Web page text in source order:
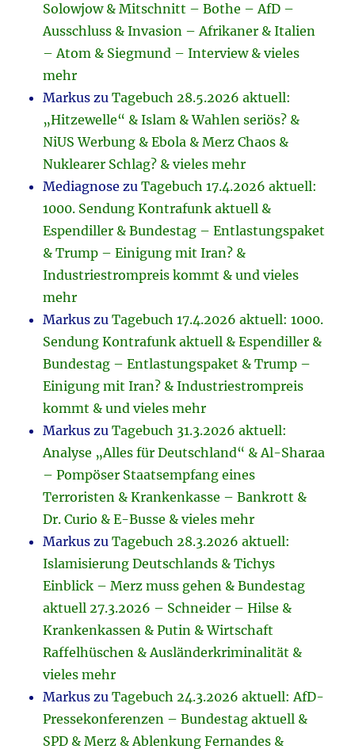
Solowjow & Mitschnitt – Bothe – AfD –
Ausschluss & Invasion – Afrikaner & Italien
– Atom & Siegmund – Interview & vieles
mehr
Markus zuTagebuch 28.5.2026 aktuell:
„Hitzewelle“ & Islam & Wahlen seriös? &
NiUS Werbung & Ebola & Merz Chaos &
Nuklearer Schlag? & vieles mehr
Mediagnose zuTagebuch 17.4.2026 aktuell:
1000. Sendung Kontrafunk aktuell &
Espendiller & Bundestag – Entlastungspaket
& Trump – Einigung mit Iran? &
Industriestrompreis kommt & und vieles
mehr
Markus zuTagebuch 17.4.2026 aktuell: 1000.
Sendung Kontrafunk aktuell & Espendiller &
Bundestag – Entlastungspaket & Trump –
Einigung mit Iran? & Industriestrompreis
kommt & und vieles mehr
Markus zuTagebuch 31.3.2026 aktuell:
Analyse „Alles für Deutschland“ & Al-Sharaa
– Pompöser Staatsempfang eines
Terroristen & Krankenkasse – Bankrott &
Dr. Curio & E-Busse & vieles mehr
Markus zuTagebuch 28.3.2026 aktuell:
Islamisierung Deutschlands & Tichys
Einblick – Merz muss gehen & Bundestag
aktuell 27.3.2026 – Schneider – Hilse &
Krankenkassen & Putin & Wirtschaft
Raffelhüschen & Ausländerkriminalität &
vieles mehr
Markus zuTagebuch 24.3.2026 aktuell: AfD-
Pressekonferenzen – Bundestag aktuell &
SPD & Merz & Ablenkung Fernandes &